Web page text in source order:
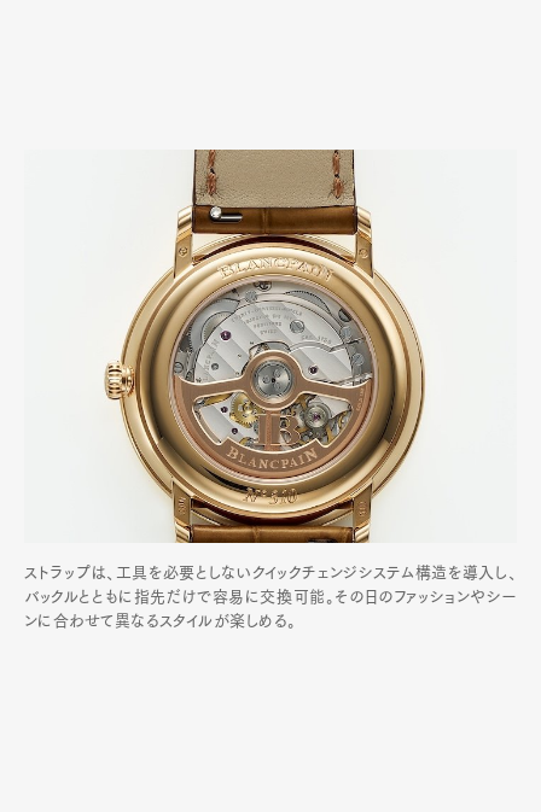
ストラップは、工具を必要としないクイックチェンジシステム構造を導入し、
バックルとともに指先だけで容易に交換可能。その日のファッションやシー
ンに合わせて異なるスタイルが楽しめる。